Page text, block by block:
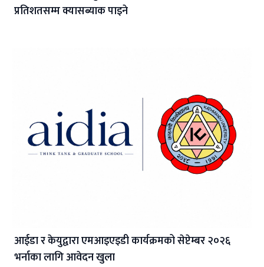
प्रतिशतसम्म क्यासब्याक पाइने
आईडा र केयुद्वारा एमआइएइडी कार्यक्रमको सेप्टेम्बर २०२६
भर्नाका लागि आवेदन खुला